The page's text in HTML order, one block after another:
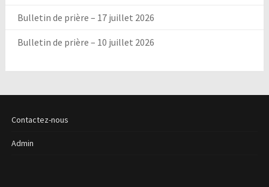
Bulletin de prière – 17 juillet 2026
Bulletin de prière – 10 juillet 2026
Contactez-nous
Admin